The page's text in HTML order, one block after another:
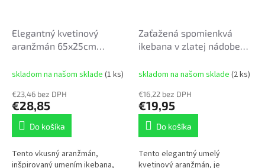
Elegantný kvetinový
aranžmán 65x25cm
skladom na našom sklade (1 ks)
€23,46 bez DPH
€28,85
Do košíka
Tento vkusný aranžmán,
inšpirovaný umením ikebana,
Zaťažená spomienkvá
ikebana v zlatej nádobe
kvietočky
skladom na našom sklade (2 ks)
€16,22 bez DPH
€19,95
Do košíka
Tento elegantný umelý
kvetinový aranžmán, je